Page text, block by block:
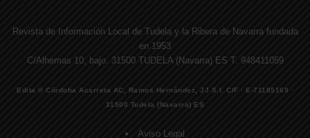
Revista de Información Local de Tudela y la Ribera de Navarra fundada
en 1953
C/Alhemas 10, bajo. 31500 TUDELA (Navarra) ES T. 948411059
Edita © Córdoba Acarreta AC, Ramos Hernández, JJ S.I. CIF · E-71185169 ·
31500 Tudela (Navarra) ES
Aviso Legal